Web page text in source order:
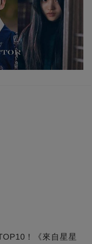
！《來自星星